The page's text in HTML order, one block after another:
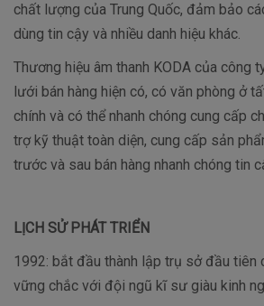
chất lượng của Trung Quốc, đảm bảo
dùng tin cậy và nhiều danh hiệu khác.
Thương hiệu âm thanh KODA của công
lưới bán hàng hiện có, có văn phòng ở
chính và có thể nhanh chóng cung cấp
trợ kỹ thuật toàn diện, cung cấp sản
trước và sau bán hàng nhanh chóng tin
LỊCH SỬ PHÁT TRIỂN
1992: bắt đầu thành lập trụ sở đầu tiên
vững chắc với đội ngũ kĩ sư giàu kinh